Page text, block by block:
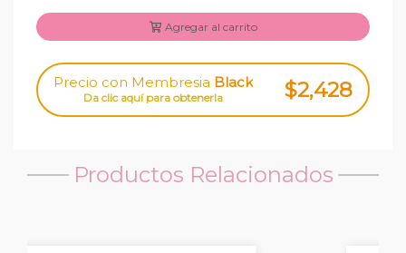
Agregar al carrito
Precio con Membresia Black
Da clic aquí para obtenerla $2,428
Productos Relacionados